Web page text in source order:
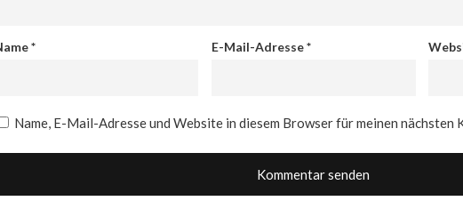
* E-Mail-Adresse*
Name, E-Mail-Adresse und Website in diesem Browser für meinen nächsten